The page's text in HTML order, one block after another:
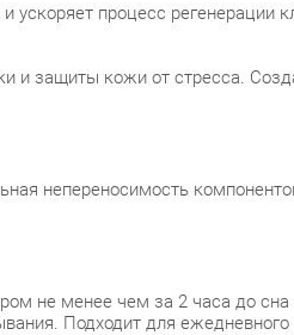
процесс регенерации
и защиты кожи от стресса.
непереносимость
не менее чем за 2 часа до сна
Подходит для ежедневного